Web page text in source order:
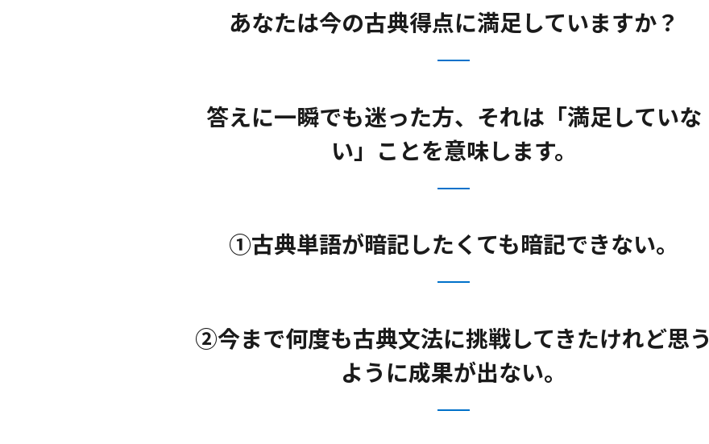
あなたは今の古典得点に満足していますか？
答えに一瞬でも迷った方、それは「満足していな
い」ことを意味します。
①古典単語が暗記したくても暗記できない。
②今まで何度も古典文法に挑戦してきたけれど思う
ように成果が出ない。